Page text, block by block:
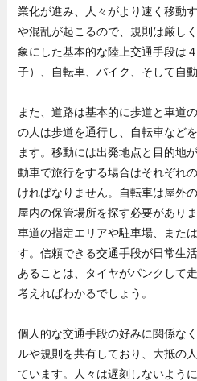
業化が進み、人々がより速く移動
や混乱が起こるので、規則は厳し
象にした基本的な陸上交通手段は
子）、自転車、バイク、そして自動
また、道路は基本的に歩道と車道
の人は歩道を通行し、自転車など
ます。移動には出発地点と目的地
動車で旅行をする場合はそれぞれ
ければなりません。自転車は屋外
屋内の保管場所を探す必要があり
車道の指定エリアや駐車場、また
す。信頼できる交通手段が日常生
あることは、タイヤがパンクして
考えればわかるでしょう。
個人的な交通手段の好みに関係な
ルや規則を共有しており、大抵の
ています。人々は遅刻しないよう